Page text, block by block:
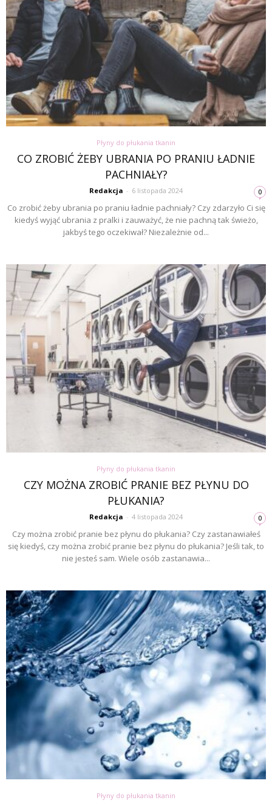
Płyny do płukania tkanin
CO ZROBIĆ ŻEBY UBRANIA PO PRANIU ŁADNIE
PACHNIAŁY?
Redakcja - 6 listopada 2024 0
Co zrobić żeby ubrania po praniu ładnie pachniały? Czy zdarzyło Ci się
kiedyś wyjąć ubrania z pralki i zauważyć, że nie pachną tak świeżo,
jakbyś tego oczekiwał? Niezależnie od...
Płyny do płukania tkanin
CZY MOŻNA ZROBIĆ PRANIE BEZ PŁYNU DO
PŁUKANIA?
Redakcja - 4 listopada 2024 0
Czy można zrobić pranie bez płynu do płukania? Czy zastanawiałeś
się kiedyś, czy można zrobić pranie bez płynu do płukania? Jeśli tak, to
nie jesteś sam. Wiele osób zastanawia...
Płyny do płukania tkanin